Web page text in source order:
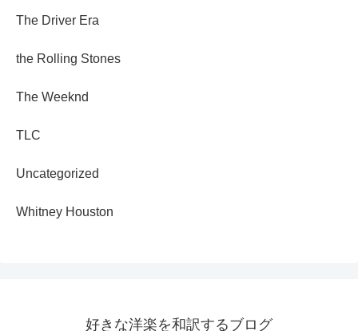
The Driver Era
the Rolling Stones
The Weeknd
TLC
Uncategorized
Whitney Houston
好きな洋楽を和訳するブログ